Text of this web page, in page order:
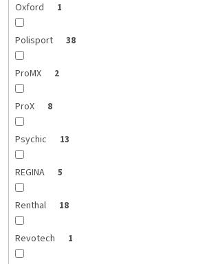
Oxford 1
Polisport 38
ProMX 2
ProX 8
Psychic 13
REGINA 5
Renthal 18
Revotech 1